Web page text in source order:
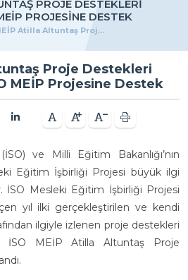
PROJE DESTEKLERI
PROJESINE DESTEK
Proje Destekleri Kapsamında 31 İSO MEİP Projesine Destek
Proje Destekleri
MEİP Projesine Destek
ve Milli Eğitim Bakanlığı’nın
Eğitim İşbirliği Projesi büyük ilgi
Mesleki Eğitim İşbirliği Projesi
yıl ilki gerçekleştirilen ve kendi
ilgiyle izlenen proje destekleri
İSO MEİP Atilla Altuntaş Proje